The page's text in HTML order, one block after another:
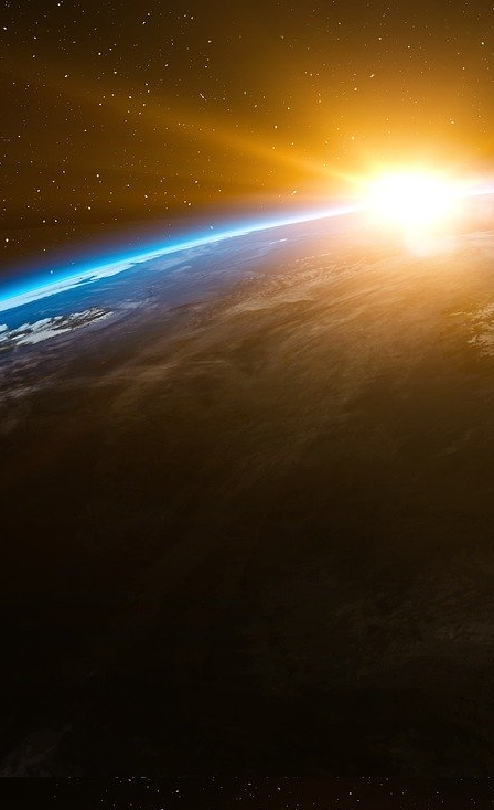
The Soviet Union had almost 1.5 million troops deep in
Hungary and East Germany. We used our nuclear
nuclear weapons, but also to contain their conventional
Curtain into parts of Europe and Asia that were still free.
In that world, few other nations had nuclear weapons and
Britain and France. We worried about the proliferation of
distant threat, not yet a reality.
Today, the sun comes up on a vastly different world. The
is not yesterday’s Soviet Union. Its government is no
not our enemy, but a country in transition with an
itself and its neighbors. The Iron Curtain no longer exists.
nations, and they are now our allies in NATO, together with
Yet, this is still a dangerous world, a less certain, a less
still more have nuclear aspirations. Many have chemical
the ballistic missile technology that would allow them to
at incredible speeds. And a number of these countries are
Today’s world requires a new policy, a broad strategy of